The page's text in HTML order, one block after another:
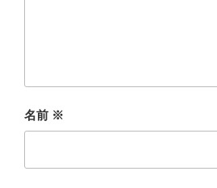
名前 ※